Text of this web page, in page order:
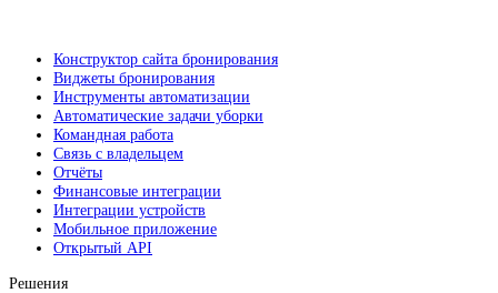
Конструктор сайта бронирования
Виджеты бронирования
Инструменты автоматизации
Автоматические задачи уборки
Командная работа
Связь с владельцем
Отчёты
Финансовые интеграции
Интеграции устройств
Мобильное приложение
Открытый API
Решения